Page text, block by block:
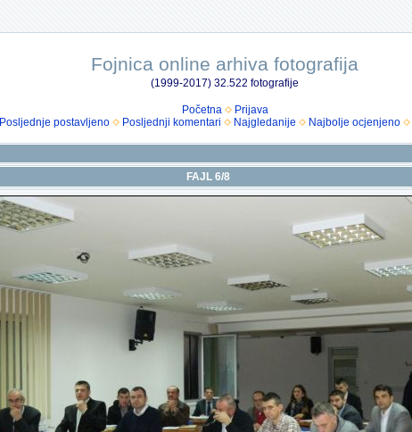
Fojnica online arhiva fotografija
(1999-2017) 32.522 fotografije
Početna
Prijava
Posljednje postavljeno Posljednji komentari Najgledanije Najbolje ocjenjeno
FAJL 6/8